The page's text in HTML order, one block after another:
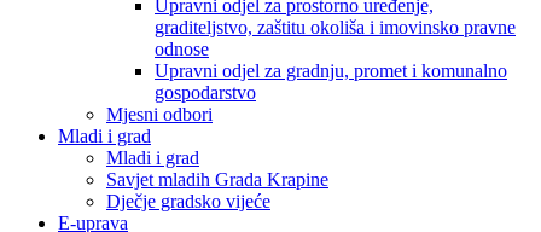
Upravni odjel za prostorno uređenje,
graditeljstvo, zaštitu okoliša i imovinsko pravne
odnose
Upravni odjel za gradnju, promet i komunalno
gospodarstvo
Mjesni odbori
Mladi i grad
Mladi i grad
Savjet mladih Grada Krapine
Dječje gradsko vijeće
E-uprava